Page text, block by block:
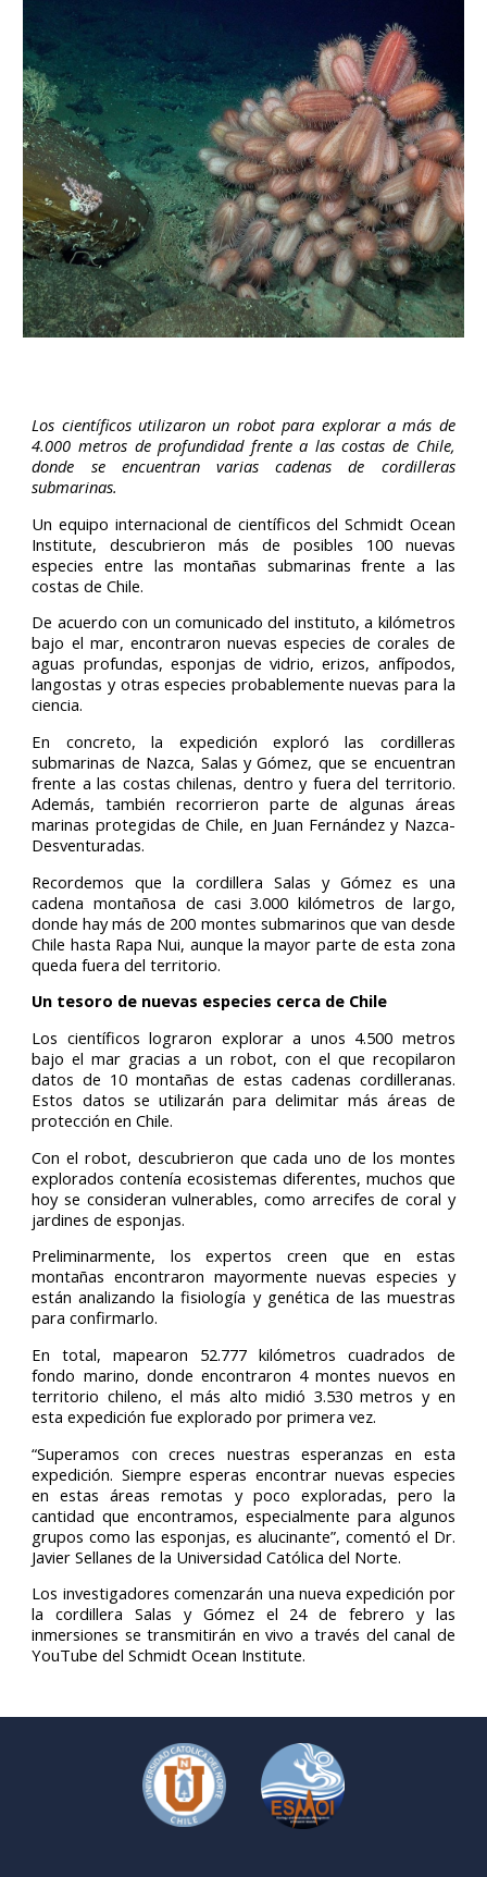
Los científicos utilizaron un robot para explorar a más de
4.000 metros de profundidad frente a las costas de Chile,
donde se encuentran varias cadenas de cordilleras
submarinas.
Un equipo internacional de científicos del Schmidt Ocean
Institute, descubrieron más de posibles 100 nuevas
especies entre las montañas submarinas frente a las
costas de Chile.
De acuerdo con un comunicado del instituto, a kilómetros
bajo el mar, encontraron nuevas especies de corales de
aguas profundas, esponjas de vidrio, erizos, anfípodos,
langostas y otras especies probablemente nuevas para la
ciencia.
En concreto, la expedición exploró las cordilleras
submarinas de Nazca, Salas y Gómez, que se encuentran
frente a las costas chilenas, dentro y fuera del territorio.
Además, también recorrieron parte de algunas áreas
marinas protegidas de Chile, en Juan Fernández y Nazca-
Desventuradas.
Recordemos que la cordillera Salas y Gómez es una
cadena montañosa de casi 3.000 kilómetros de largo,
donde hay más de 200 montes submarinos que van desde
Chile hasta Rapa Nui, aunque la mayor parte de esta zona
queda fuera del territorio.
Un tesoro de nuevas especies cerca de Chile
Los científicos lograron explorar a unos 4.500 metros
bajo el mar gracias a un robot, con el que recopilaron
datos de 10 montañas de estas cadenas cordilleranas.
Estos datos se utilizarán para delimitar más áreas de
protección en Chile.
Con el robot, descubrieron que cada uno de los montes
explorados contenía ecosistemas diferentes, muchos que
hoy se consideran vulnerables, como arrecifes de coral y
jardines de esponjas.
Preliminarmente, los expertos creen que en estas
montañas encontraron mayormente nuevas especies y
están analizando la fisiología y genética de las muestras
para confirmarlo.
En total, mapearon 52.777 kilómetros cuadrados de
fondo marino, donde encontraron 4 montes nuevos en
territorio chileno, el más alto midió 3.530 metros y en
esta expedición fue explorado por primera vez.
“Superamos con creces nuestras esperanzas en esta
expedición. Siempre esperas encontrar nuevas especies
en estas áreas remotas y poco exploradas, pero la
cantidad que encontramos, especialmente para algunos
grupos como las esponjas, es alucinante”, comentó el Dr.
Javier Sellanes de la Universidad Católica del Norte.
Los investigadores comenzarán una nueva expedición por
la cordillera Salas y Gómez el 24 de febrero y las
inmersiones se transmitirán en vivo a través del canal de
YouTube del Schmidt Ocean Institute.